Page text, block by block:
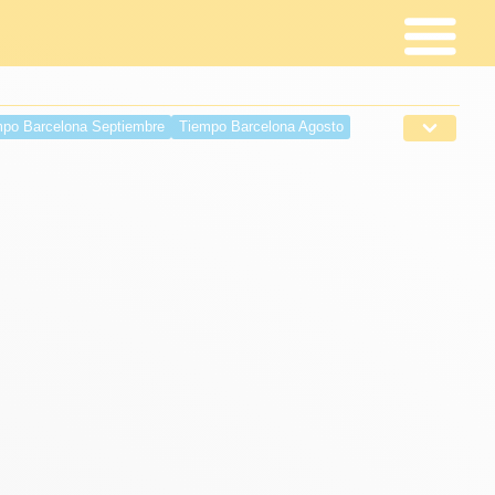
Barcelona Septiembre
Tiempo Barcelona Agosto